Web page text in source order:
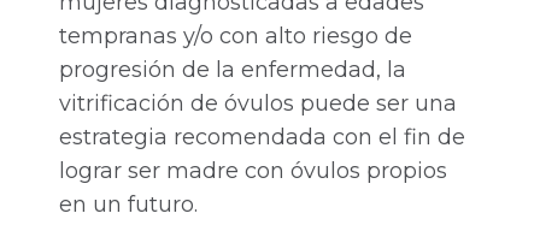
tempranas y/o con alto riesgo de
progresión de la enfermedad, la
vitrificación de óvulos puede ser una
estrategia recomendada con el fin de
lograr ser madre con óvulos propios
en un futuro.